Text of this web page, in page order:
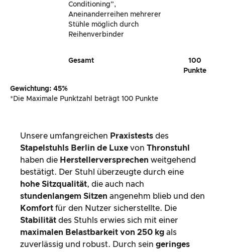
Conditioning”,
Aneinanderreihen mehrerer
Stühle möglich durch
Reihenverbinder
Gesamt
100
Punkte
Gewichtung: 45%
*Die Maximale Punktzahl beträgt 100 Punkte
Unsere umfangreichen Praxistests des
Stapelstuhls Berlin de Luxe von Thronstuhl
haben die Herstellerversprechen weitgehend
bestätigt. Der Stuhl überzeugte durch eine
hohe Sitzqualität, die auch nach
stundenlangem Sitzen angenehm blieb und den
Komfort für den Nutzer sicherstellte. Die
Stabilität des Stuhls erwies sich mit einer
maximalen Belastbarkeit von 250 kg als
zuverlässig und robust. Durch sein geringes